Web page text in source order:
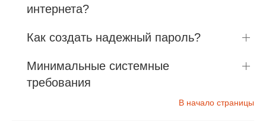
интернета?
Как создать надежный пароль?
Минимальные системные
требования
В начало страницы